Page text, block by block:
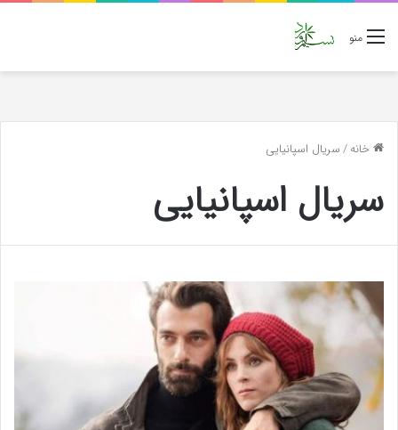
منو
خانه/سریال اسپانیایی
سریال اسپانیایی